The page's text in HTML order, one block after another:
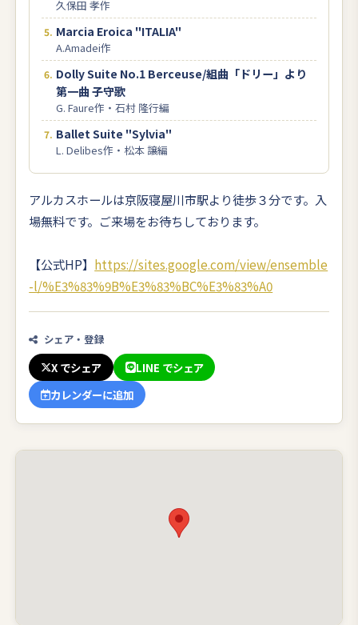
久保田 孝作
Marcia Eroica "ITALIA"
A.Amadei作
Dolly Suite No.1 Berceuse/組曲「ドリー」より
第一曲 子守歌
G. Faure作・石村 隆行編
Ballet Suite "Sylvia"
L. Delibes作・松本 譲編
アルカスホールは京阪寝屋川市駅より徒歩３分です。入
場無料です。ご来場をお待ちしております。
【公式HP】 https://sites.google.com/view/ensemble
-l/%E3%83%9B%E3%83%BC%E3%83%A0
シェア・登録
X でシェア
LINE でシェア
カレンダーに追加